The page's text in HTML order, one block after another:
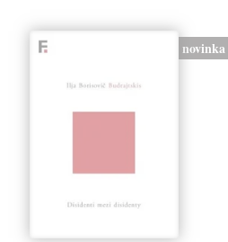
novinka